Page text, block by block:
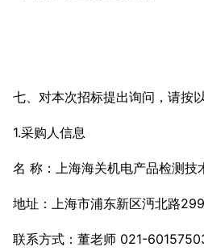
七、对本次招标提出询问，请按
1.采购人信息
名 称：上海海关机电产品
地址：上海市浦东新
联系方式：董老师 021-